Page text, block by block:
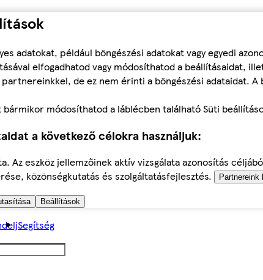
adatokat, például böngészési adatokat vagy egyedi
elfogadhatod vagy módosíthatod a beállításaidat,
de ez nem érinti a böngészési adataidat.
bármikor módosíthatod a láblécben található Süti
a következő célokra használjuk:
Az eszköz jellemzőinek aktív vizsgálata azonosítás
közönségkutatás és szolgáltatásfejlesztés.
Partnereink
Beállítások
Segítség